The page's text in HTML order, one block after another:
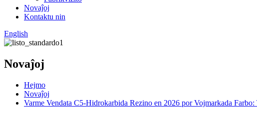
Novaĵoj
Kontaktu nin
English
Novaĵoj
Hejmo
Novaĵoj
Varme Vendata C5-Hidrokarbida Rezino en 2026 por Vojmarkada